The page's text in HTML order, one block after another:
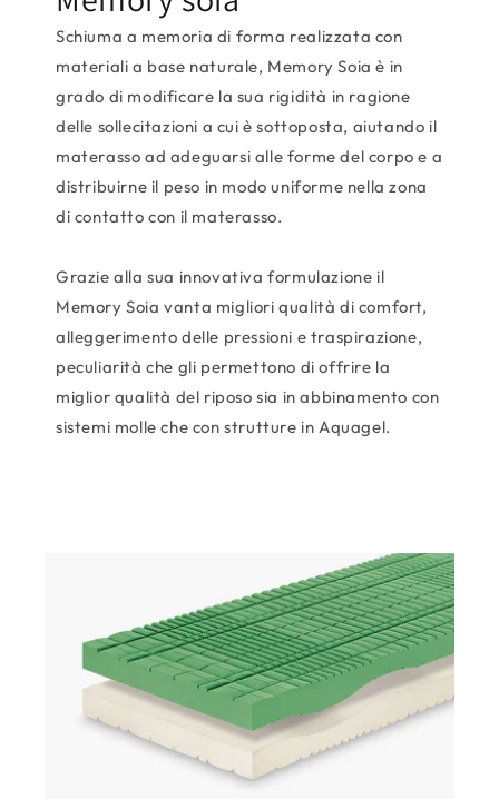
Schiuma a memoria di forma realizzata con
materiali a base naturale, Memory Soia è in
grado di modificare la sua rigidità in ragione
delle sollecitazioni a cui è sottoposta, aiutando il
materasso ad adeguarsi alle forme del corpo e a
distribuirne il peso in modo uniforme nella zona
di contatto con il materasso.
Grazie alla sua innovativa formulazione il
Memory Soia vanta migliori qualità di comfort,
alleggerimento delle pressioni e traspirazione,
peculiarità che gli permettono di offrire la
miglior qualità del riposo sia in abbinamento con
sistemi molle che con strutture in Aquagel.